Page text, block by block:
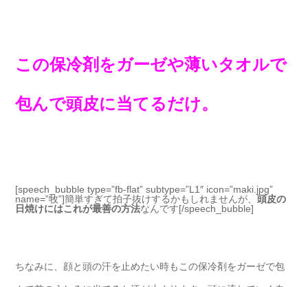
この保冷剤をガーゼや薄いタオルで
包んで頭皮に当てるだけ。
[speech_bubble type=”fb-flat” subtype=”L1″ icon=”maki.jpg”
name=”牧”]簡単すぎて拍子抜けするかもしれませんが、 頭皮の
日焼けにはこれが最善の方法なんです[/speech_bubble]
ちなみに、顔と頭の汗を止めたい時もこの保冷剤をガーゼで包